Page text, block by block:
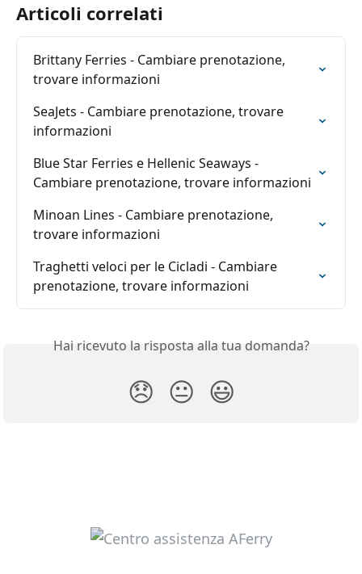
Articoli correlati
Brittany Ferries - Cambiare prenotazione,
trovare informazioni
SeaJets - Cambiare prenotazione, trovare
informazioni
Blue Star Ferries e Hellenic Seaways -
Cambiare prenotazione, trovare informazioni
Minoan Lines - Cambiare prenotazione,
trovare informazioni
Traghetti veloci per le Cicladi - Cambiare
prenotazione, trovare informazioni
Hai ricevuto la risposta alla tua domanda?
😞 😐 😃